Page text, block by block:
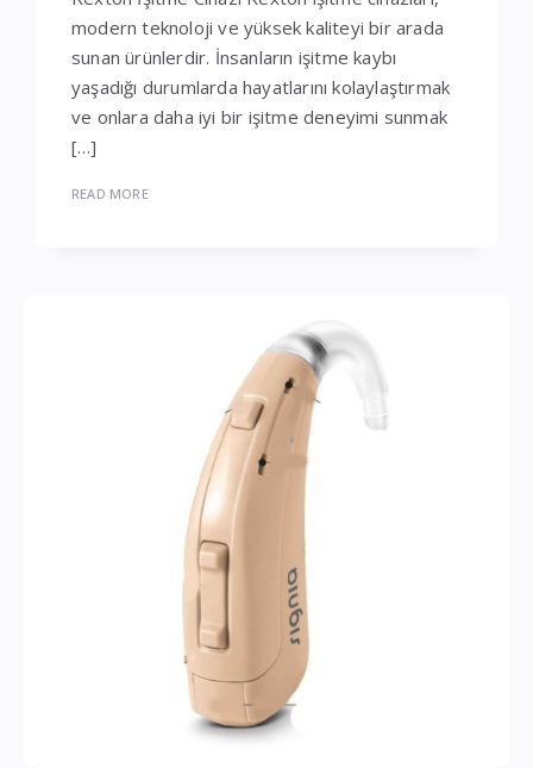
modern teknoloji ve yüksek kaliteyi bir arada
sunan ürünlerdir. İnsanların işitme kaybı
yaşadığı durumlarda hayatlarını kolaylaştırmak
ve onlara daha iyi bir işitme deneyimi sunmak
[…]
READ MORE